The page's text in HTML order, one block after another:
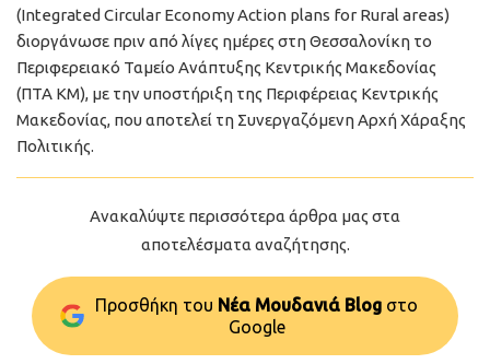
(Integrated Circular Economy Action plans for Rural areas)
διοργάνωσε πριν από λίγες ημέρες στη Θεσσαλονίκη το
Περιφερειακό Ταμείο Ανάπτυξης Κεντρικής Μακεδονίας
(ΠΤΑ ΚΜ), με την υποστήριξη της Περιφέρειας Κεντρικής
Μακεδονίας, που αποτελεί τη Συνεργαζόμενη Αρχή Χάραξης
Πολιτικής.
Ανακαλύψτε περισσότερα άρθρα μας στα
αποτελέσματα αναζήτησης.
Προσθήκη του Νέα Μουδανιά Blog στo
Google